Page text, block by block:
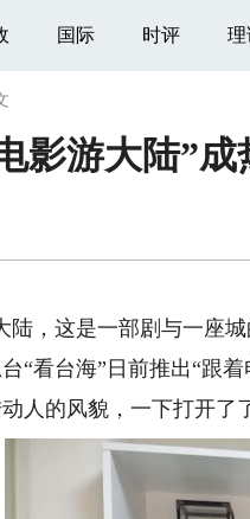
国际 时评 理
影游大陆”
，这是一部剧与一座城
“看台海”日前推出“跟
人的风貌，一下打开了